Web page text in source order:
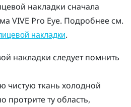
накладки сначала
VIVE Pro Eye. Подробнее см.
накладки.
накладки следует помнить
чистую ткань холодной
протрите ту область,